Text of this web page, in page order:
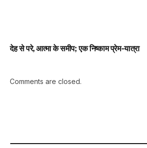
देह से परे, आत्मा के समीप; एक निष्काम प्रेम-यात्रा
Comments are closed.